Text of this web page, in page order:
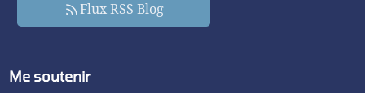
Flux RSS Blog
Me soutenir